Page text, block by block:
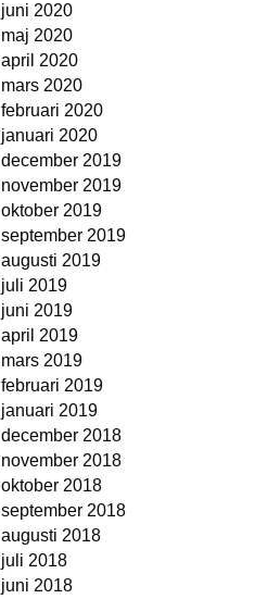
juni 2020
maj 2020
april 2020
mars 2020
februari 2020
januari 2020
december 2019
november 2019
oktober 2019
september 2019
augusti 2019
juli 2019
juni 2019
april 2019
mars 2019
februari 2019
januari 2019
december 2018
november 2018
oktober 2018
september 2018
augusti 2018
juli 2018
juni 2018